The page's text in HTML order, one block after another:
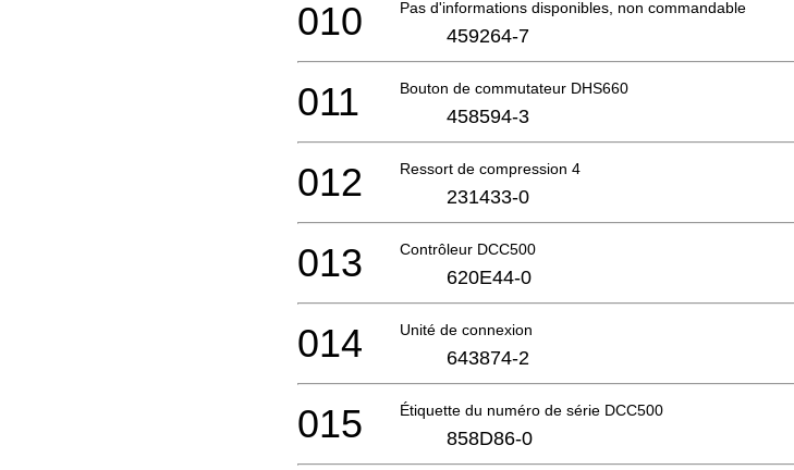
Pas d'informations disponibles, non commandable
010 459264-7
Bouton de commutateur DHS660
011 458594-3
Ressort de compression 4
012 231433-0
Contrôleur DCC500
013 620E44-0
Unité de connexion
014 643874-2
Étiquette du numéro de série DCC500
015 858D86-0